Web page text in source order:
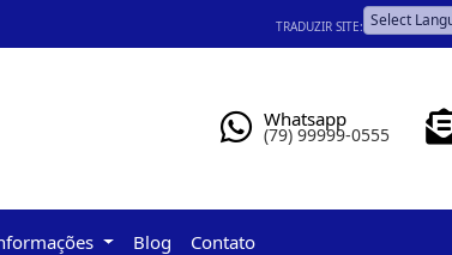
TRADUZIR SITE:
Whatsapp
(79) 99999-0555
Blog Contato